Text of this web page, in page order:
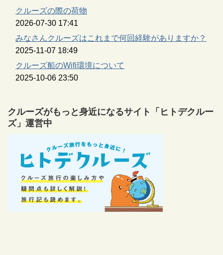
クルーズの際の荷物
2026-07-30 17:41
みなさんクルーズはこれまで何回経験がありますか？
2025-11-07 18:49
クルーズ船のWifi環境について
2025-10-06 23:50
クルーズがもっと身近になるサイト「ヒトデクルー
ズ」運営中